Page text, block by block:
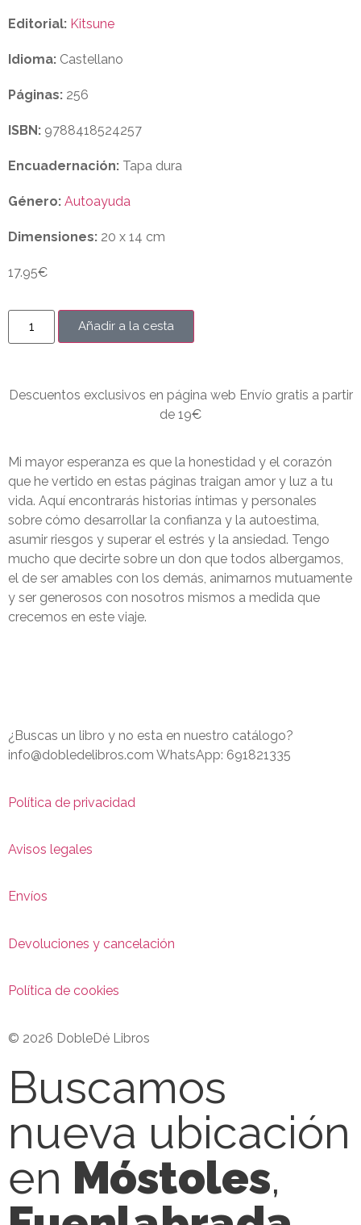
Editorial: Kitsune
Idioma: Castellano
Páginas: 256
ISBN: 9788418524257
Encuadernación: Tapa dura
Género: Autoayuda
Dimensiones: 20 x 14 cm
17.95€
Añadir a la cesta
Descuentos exclusivos en página web Envío gratis a partir
de 19€
Mi mayor esperanza es que la honestidad y el corazón
que he vertido en estas páginas traigan amor y luz a tu
vida. Aquí encontrarás historias íntimas y personales
sobre cómo desarrollar la confianza y la autoestima,
asumir riesgos y superar el estrés y la ansiedad. Tengo
mucho que decirte sobre un don que todos albergamos,
el de ser amables con los demás, animarnos mutuamente
y ser generosos con nosotros mismos a medida que
crecemos en este viaje.
¿Buscas un libro y no esta en nuestro catálogo?
info@dobledelibros.com WhatsApp: 691821335
Política de privacidad
Avisos legales
Envíos
Devoluciones y cancelación
Política de cookies
© 2026 DobleDé Libros
Buscamos
nueva ubicación
en Móstoles,